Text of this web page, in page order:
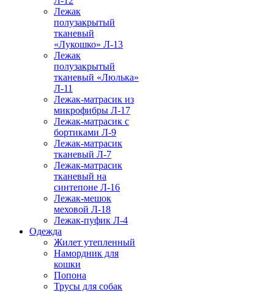
Лежак
полузакрытый
тканевый
«Лукошко» Л-13
Лежак
полузакрытый
тканевый «Люлька»
Л-11
Лежак-матрасик из
микрофибры Л-17
Лежак-матрасик с
бортиками Л-9
Лежак-матрасик
тканевый Л-7
Лежак-матрасик
тканевый на
синтепоне Л-16
Лежак-мешок
меховой Л-18
Лежак-пуфик Л-4
Одежда
Жилет утепленный
Намордник для
кошки
Попона
Трусы для собак